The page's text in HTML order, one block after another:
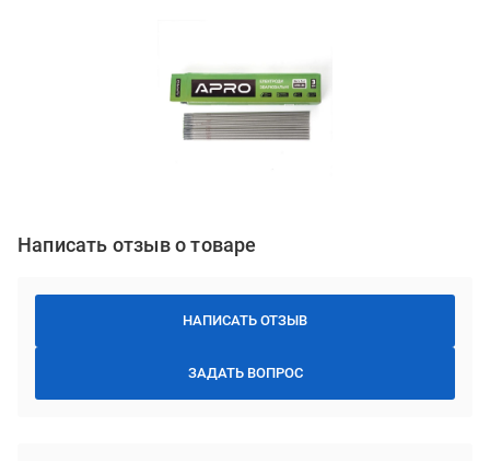
Написать отзыв о товаре
НАПИСАТЬ ОТЗЫВ
ЗАДАТЬ ВОПРОС